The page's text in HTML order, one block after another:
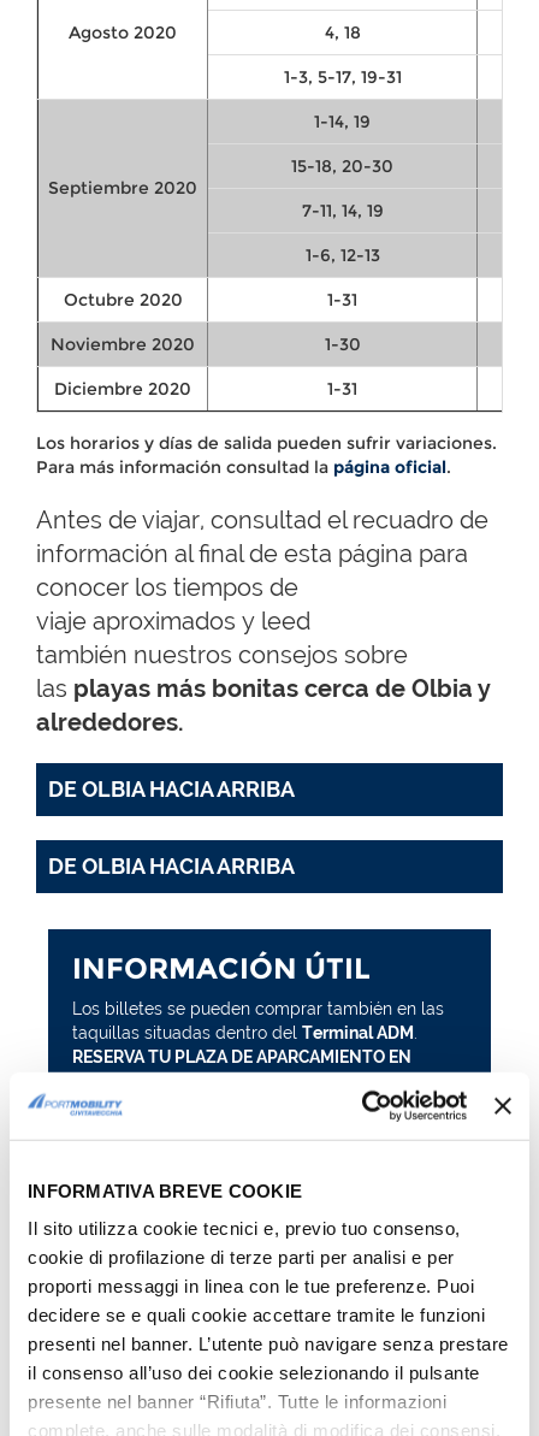
INFORMATIVA BREVE COOKIE
Il sito utilizza cookie tecnici e, previo tuo consenso,
cookie di profilazione di terze parti per analisi e per
proporti messaggi in linea con le tue preferenze. Puoi
decidere se e quali cookie accettare tramite le funzioni
presenti nel banner. L’utente può navigare senza prestare
il consenso all’uso dei cookie selezionando il pulsante
presente nel banner “Rifiuta”. Tutte le informazioni
complete, anche sulle modalità di modifica dei consensi,
Agosto 2020 4, 18
1-3, 5-17, 19-31
Septiembre 2020
1-14, 19
15-18, 20-30
7-11, 14, 19
1-6, 12-13
Octubre 2020 1-31
Noviembre 2020 1-30
Diciembre 2020 1-31
Los horarios y días de salida pueden sufrir variaciones.
Para más información consultad la página oficial.
Antes de viajar, consultad el recuadro de
información al final de esta página para
conocer los tiempos de
viaje aproximados y leed
también nuestros consejos sobre
las playas más bonitas cerca de Olbia y
alrededores.
DE OLBIA HACIA ARRIBA
DE OLBIA HACIA ARRIBA
INFORMACIÓN ÚTIL
Los billetes se pueden comprar también en las
taquillas situadas dentro del Terminal ADM
RESERVA TU PLAZA DE APARCAMIENTO EN
Mapa del puerto de Civitavecchia
Llegadas y salidas en tiempo real: consulta los
horarios
HORARIOS
Tiempo de recorrido(aproximado):
Civitavecchia - Olbia, 8-10 horas
Tiempo de embarque aconsejado: sin vehículo:
1 hora antes de la salida, con vehículo: 2